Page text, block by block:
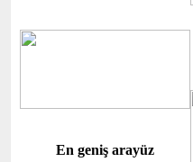
En geniş arayüz